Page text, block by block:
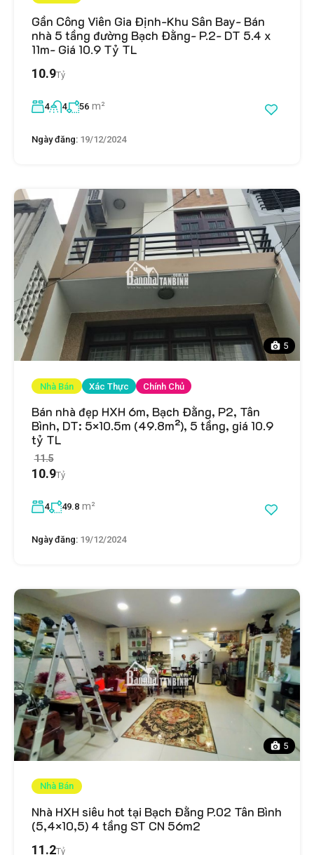
Gần Công Viên Gia Định-Khu Sân Bay- Bán
nhà 5 tầng đường Bạch Đằng- P.2- DT 5.4 x
11m- Giá 10.9 Tỷ TL
10.9Tỷ
4 4 56 m²
Ngày đăng: 19/12/2024
5
Nhà Bán Xác Thực Chính Chủ
Bán nhà đẹp HXH 6m, Bạch Đằng, P2, Tân
Bình, DT: 5×10.5m (49.8m²), 5 tầng, giá 10.9
tỷ TL
10.9
11.5
Tỷ
4 49.8 m²
Ngày đăng: 19/12/2024
5
Nhà Bán
Nhà HXH siêu hot tại Bạch Đằng P.02 Tân Bình
(5,4×10,5) 4 tầng ST CN 56m2
11.2Tỷ